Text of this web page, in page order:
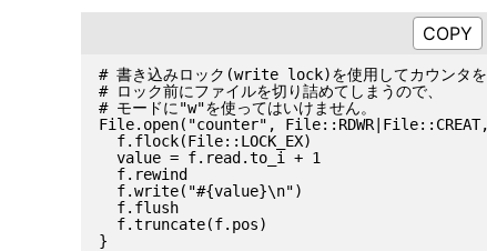
# 書き込みロック(write lock)を使用してカウンタを
# ロック前にファイルを切り詰めてしまうので、
# モードに"w"を使ってはいけません。
File.open("counter",
  f.flock(File::LOCK_EX)
  value = f.read.to_i + 1
  f.rewind
  f.write("#{value}\n")
  f.flush
  f.truncate(f.pos)
}